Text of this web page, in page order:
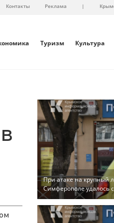
Контакты Реклама |
Туризм Культура
При атаке на крупный
Симферополе удалось